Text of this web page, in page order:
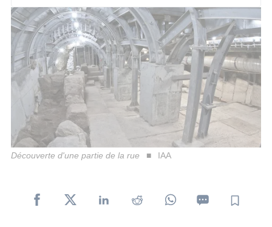
Découverte d'une partie de la rue IAA